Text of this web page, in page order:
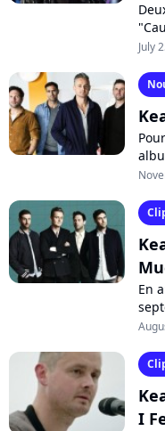
July
le
En
I